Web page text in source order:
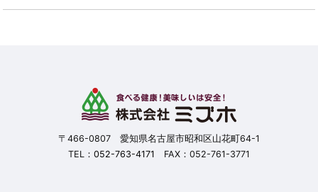
〒466-0807 愛知県名古屋市昭和区山花町64-1
TEL： 052-763-4171 FAX：052-761-3771